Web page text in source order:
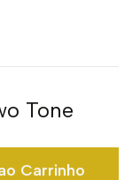
Tone
Carrinho